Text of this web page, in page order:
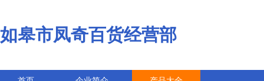
如皋市凤奇百货经营部